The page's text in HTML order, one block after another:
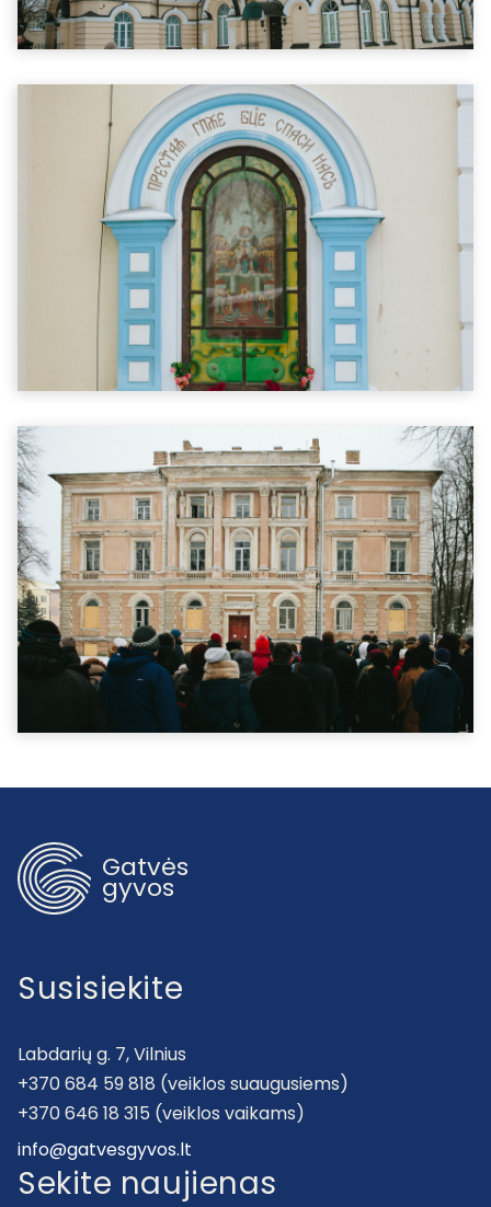
Gatvės
gyvos
Susisiekite
Labdarių g. 7, Vilnius
+370 684 59 818 (veiklos suaugusiems)
+370 646 18 315 (veiklos vaikams)
info@gatvesgyvos.lt
Sekite naujienas